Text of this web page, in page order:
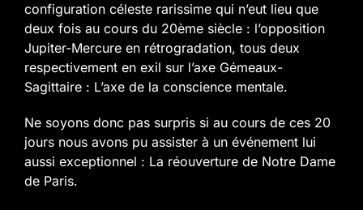
configuration céleste rarissime qui n’eut lieu que
deux fois au cours du 20ème siècle : l’opposition
Jupiter-Mercure en rétrogradation, tous deux
respectivement en exil sur l’axe Gémeaux-
Sagittaire : L’axe de la conscience mentale.
Ne soyons donc pas surpris si au cours de ces 20
jours nous avons pu assister à un événement lui
aussi exceptionnel : La réouverture de Notre Dame
de Paris.